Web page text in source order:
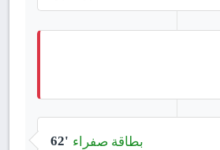
62' بطاقة صفراء